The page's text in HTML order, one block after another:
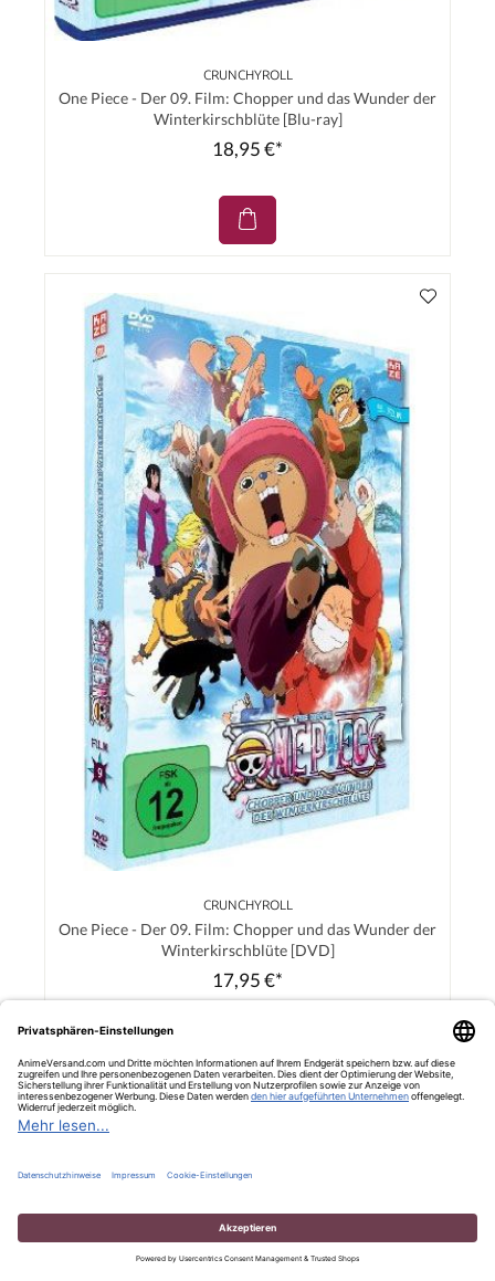
CRUNCHYROLL
One Piece - Der 09. Film: Chopper und das Wunder der
Winterkirschblüte [Blu-ray]
18,95 €*
CRUNCHYROLL
One Piece - Der 09. Film: Chopper und das Wunder der
Winterkirschblüte [DVD]
17,95 €*